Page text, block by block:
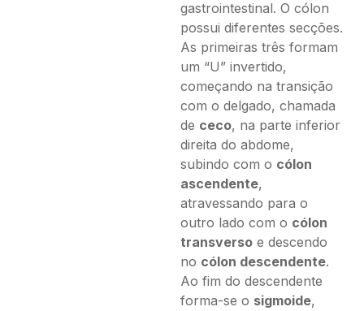
gastrointestinal. O cólon
possui diferentes secções.
As primeiras três formam
um “U” invertido,
começando na transição
com o delgado, chamada
de ceco, na parte inferior
direita do abdome,
subindo com o cólon
ascendente,
atravessando para o
outro lado com o cólon
transverso e descendo
no cólon descendente.
Ao fim do descendente
forma-se o sigmoide,